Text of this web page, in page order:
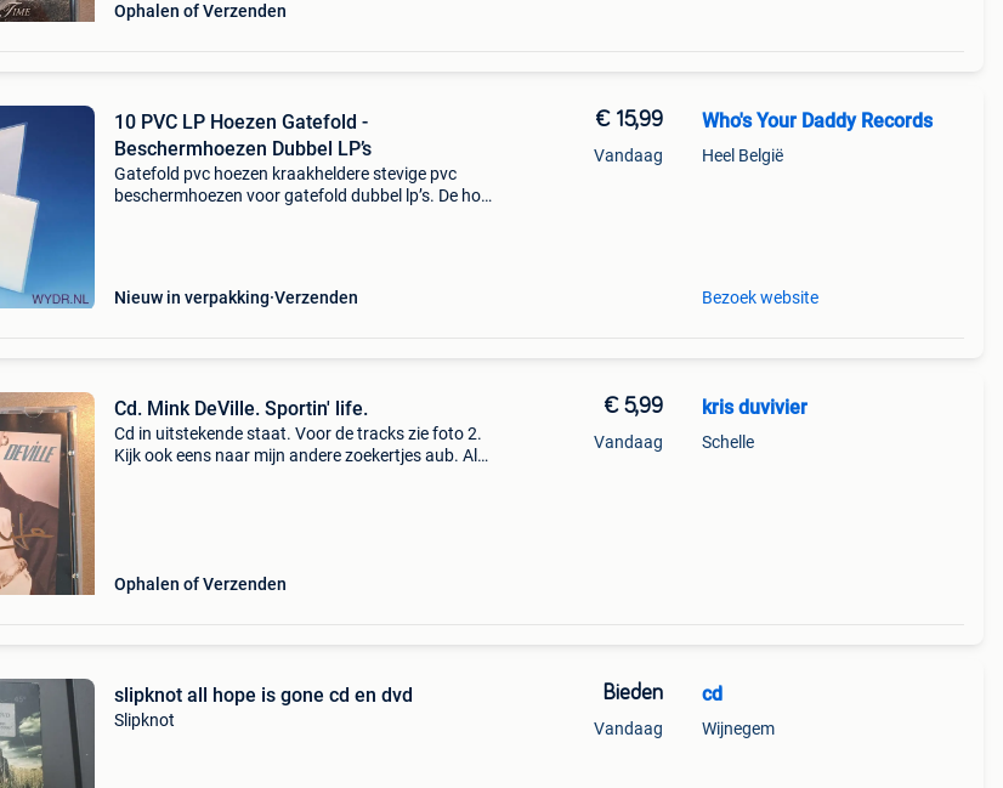
Ophalen of Verzenden
10 PVC LP Hoezen Gatefold -
Beschermhoezen Dubbel LP’s
Gatefold pvc hoezen kraakheldere stevige pvc
beschermhoezen voor gatefold dubbel lp’s. De hoes
Nieuw in verpakking Verzenden
€ 15,99
Vandaag
Who's Your Daddy Records
Heel België
Bezoek website
Cd. Mink DeVille. Sportin' life.
Cd in uitstekende staat. Voor de tracks zie foto 2.
Kijk ook eens naar mijn andere zoekertjes aub. Al
Ophalen of Verzenden
€ 5,99
Vandaag
kris duvivier
Schelle
slipknot all hope is gone cd en dvd
Slipknot
Bieden
Vandaag
cd
Wijnegem